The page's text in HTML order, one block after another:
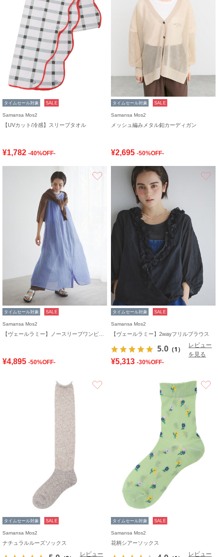
タイムセール対象 SALE
Samansa Mos2
【UVカット/冷感】スリーブタオル
¥1,782 -40%OFF-
タイムセール対象 SALE
Samansa Mos2
メッシュ編みメタル釦カーディガン
¥2,695 -50%OFF-
お気に入り
タイムセール対象 SALE
Samansa Mos2
¥4,895 -50%OFF-
タイムセール対象 SALE
Samansa Mos2
【ヴェールラミー】2wayフリルブラウス
5.0 （1）
レビュー
を見る
¥5,313 -30%OFF-
タイムセール対象 SALE
Samansa Mos2
ナチュラルルーズソックス
レビュー
タイムセール対象 SALE
Samansa Mos2
花柄シアーソックス
レビュー